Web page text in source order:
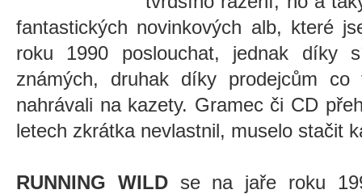
fantastických novinkových alb, které
roku 1990 poslouchat, jednak díky
známých, druhak díky prodejcům
nahrávali na kazety. Gramec či CD
letech zkrátka nevlastnil, muselo stačit
RUNNING WILDse na jaře roku